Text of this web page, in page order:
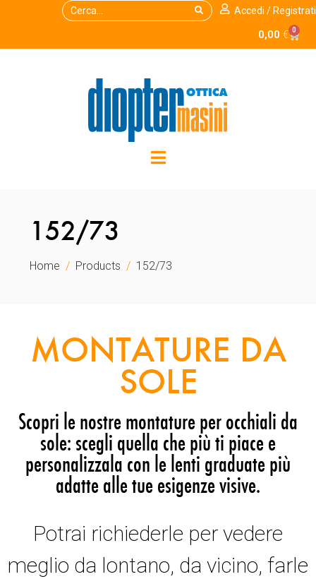
Accedi / Registrati
0,00 € 0
152/73
Home Products 152/73
MONTATURE DA
SOLE
Scopri le nostre montature per occhiali da
sole: scegli quella che più ti piace e
personalizzala con le lenti graduate più
adatte alle tue esigenze visive.
Potrai richiederle per vedere
meglio da lontano, da vicino, farle